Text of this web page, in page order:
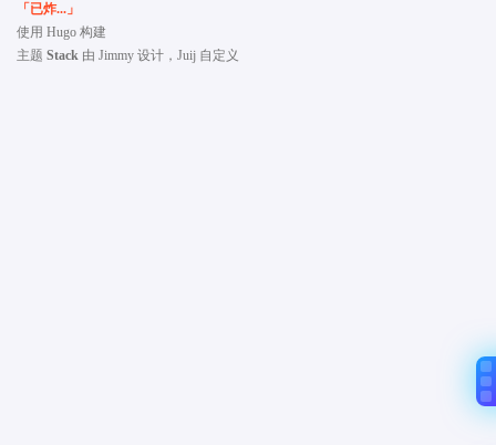
「已炸...」
使用 Hugo 构建
主题 Stack 由 Jimmy 设计，Juij 自定义